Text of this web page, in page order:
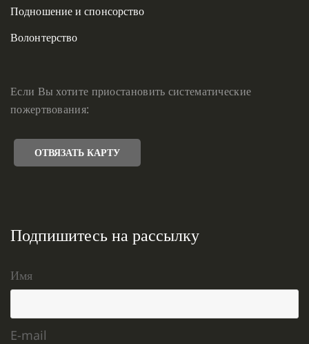
Подношение и спонсорство
Волонтерство
Если Вы хотите приостановить систематические
пожертвования:
ОТВЯЗАТЬ КАРТУ
Подпишитесь на рассылку
Имя
E-mail